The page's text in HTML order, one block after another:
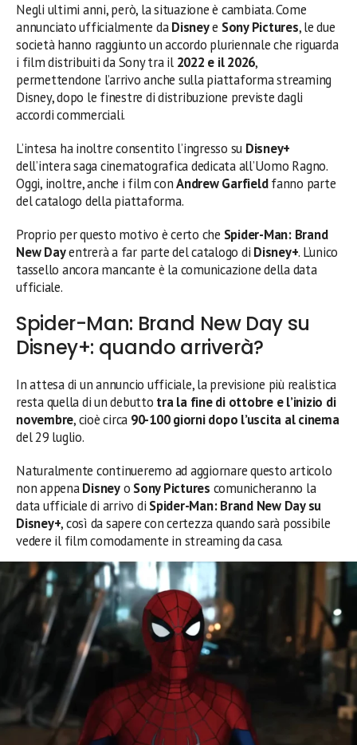
Negli ultimi anni, però, la situazione è cambiata. Come
annunciato ufficialmente daDisneye Sony Pictures, le due
società hanno raggiunto un accordo pluriennale che riguarda
i film distribuiti da Sony tra il 2022 e il 2026,
permettendone l’arrivo anche sulla piattaforma streaming
Disney, dopo le finestre di distribuzione previste dagli
accordi commerciali.
L’intesa ha inoltre consentito l’ingresso su Disney+
dell’intera saga cinematografica dedicata all’Uomo Ragno.
Oggi, inoltre, anche i film conAndrew Garfieldfanno parte
del catalogo della piattaforma.
Proprio per questo motivo è certo che Spider-Man: Brand
New Dayentrerà a far parte del catalogo di Disney+. L’unico
tassello ancora mancante è la comunicazione della data
ufficiale.
Spider-Man: Brand New Day su
Disney+: quando arriverà?
In attesa di un annuncio ufficiale, la previsione più realistica
resta quella di un debutto tra la fine di ottobre e l’inizio di
novembre, cioè circa 90-100 giorni dopo l’uscita al cinema
del 29 luglio.
Naturalmente continueremo ad aggiornare questo articolo
non appenaDisneyo Sony Pictures comunicheranno la
data ufficiale di arrivo di Spider-Man: Brand New Day su
Disney+, così da sapere con certezza quando sarà possibile
vedere il film comodamente in streaming da casa.